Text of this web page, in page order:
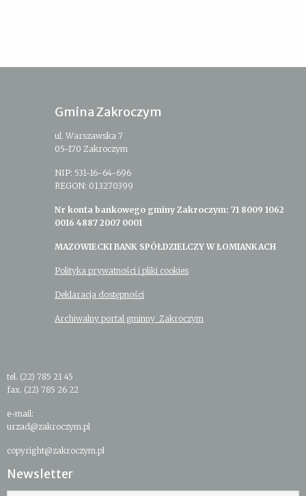
Gmina Zakroczym
ul. Warszawska 7
05-170 Zakroczym
NIP: 531-16-64-696
REGON: 013270399
Nr konta bankowego gminy Zakroczym: 71 8009 1062
0016 4887 2007 0001
MAZOWIECKI BANK SPÓŁDZIELCZY W ŁOMIANKACH
Polityka prywatności i pliki cookies
Deklaracja dostępności
Archiwalny portal gminny Zakroczym
tel. (22) 785 21 45
fax. (22) 785 26 22
e-mail:
urzad@zakroczym.pl
copyright@zakroczym.pl
Newsletter